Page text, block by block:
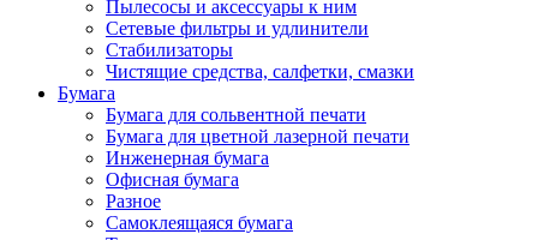
Пылесосы и аксессуары к ним
Сетевые фильтры и удлинители
Стабилизаторы
Чистящие средства, салфетки, смазки
Бумага
Бумага для сольвентной печати
Бумага для цветной лазерной печати
Инженерная бумага
Офисная бумага
Разное
Самоклеящаяся бумага